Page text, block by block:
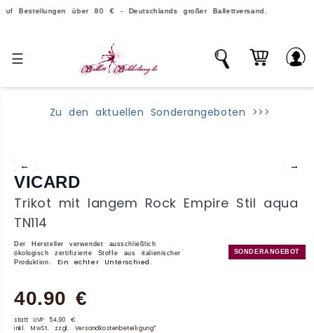
über 80 € - Deutschlands großer Ballettversand.
☰
Zu den aktuellen Sonderangeboten >>>
← →
SONDERANGEBOT
VICARD
Trikot mit langem Rock Empire Stil aqua
TN114
Der Hersteller verwendet ausschließlich
ökologisch zertifizierte Stoffe aus italienischer
Produktion.
Ein echter Unterschied.
40.90 €
statt UVP 54,90 €
inkl. MwSt. zzgl. Versandkostenbeteiligung*